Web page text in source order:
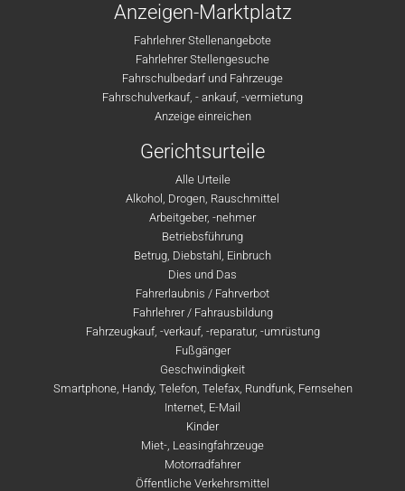
Anzeigen-Marktplatz
Fahrlehrer Stellenangebote
Fahrlehrer Stellengesuche
Fahrschulbedarf und Fahrzeuge
Fahrschulverkauf, - ankauf, -vermietung
Anzeige einreichen
Gerichtsurteile
Alle Urteile
Alkohol, Drogen, Rauschmittel
Arbeitgeber, -nehmer
Betriebsführung
Betrug, Diebstahl, Einbruch
Dies und Das
Fahrerlaubnis / Fahrverbot
Fahrlehrer / Fahrausbildung
Fahrzeugkauf, -verkauf, -reparatur, -umrüstung
Fußgänger
Geschwindigkeit
Smartphone, Handy, Telefon, Telefax, Rundfunk, Fernsehen
Internet, E-Mail
Kinder
Miet-, Leasingfahrzeuge
Motorradfahrer
Öffentliche Verkehrsmittel